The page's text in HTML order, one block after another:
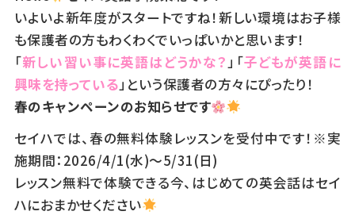
いよいよ新年度がスタートですね！新しい環境はお子様
も保護者の方もわくわくでいっぱいかと思います！
「新しい習い事に英語はどうかな？」「子どもが英語に
興味を持っている」という保護者の方々にぴったり！
春のキャンペーンのお知らせです
セイハでは、春の無料体験レッスンを受付中です！※実
施期間：2026/4/1(水)～5/31(日)
レッスン無料で体験できる今、はじめての英会話はセイ
ハにおまかせください